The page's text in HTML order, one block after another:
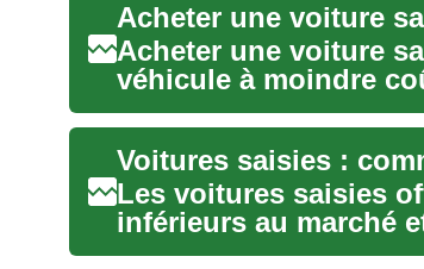
Acheter une voiture
Acheter une voiture
véhicule à moindre
vérification...
Voitures saisies :
Les voitures saisies
inférieurs au marché
intéressante pour...